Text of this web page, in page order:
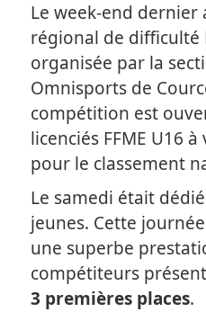
Le week-end dernier
régional de difficulté
organisée par la
Omnisports de
compétition est
licenciés FFME U16
pour le classement
Le samedi était
jeunes. Cette
une superbe
compétiteurs
3 premières places.